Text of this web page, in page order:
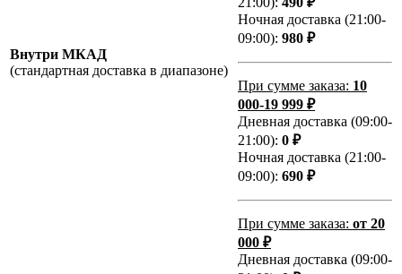
Внутри МКАД
(стандартная доставка в диапазоне)
Ночная доставка (21:00-
09:00): 980 ₽
При сумме заказа: 10
000-19 999 ₽
Дневная доставка (09:00-
21:00): 0 ₽
Ночная доставка (21:00-
09:00): 690 ₽
При сумме заказа: от 20
000 ₽
Дневная доставка (09:00-